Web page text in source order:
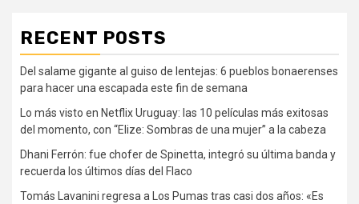
RECENT POSTS
Del salame gigante al guiso de lentejas: 6 pueblos bonaerenses
para hacer una escapada este fin de semana
Lo más visto en Netflix Uruguay: las 10 películas más exitosas
del momento, con “Elize: Sombras de una mujer” a la cabeza
Dhani Ferrón: fue chofer de Spinetta, integró su última banda y
recuerda los últimos días del Flaco
Tomás Lavanini regresa a Los Pumas tras casi dos años: «Es